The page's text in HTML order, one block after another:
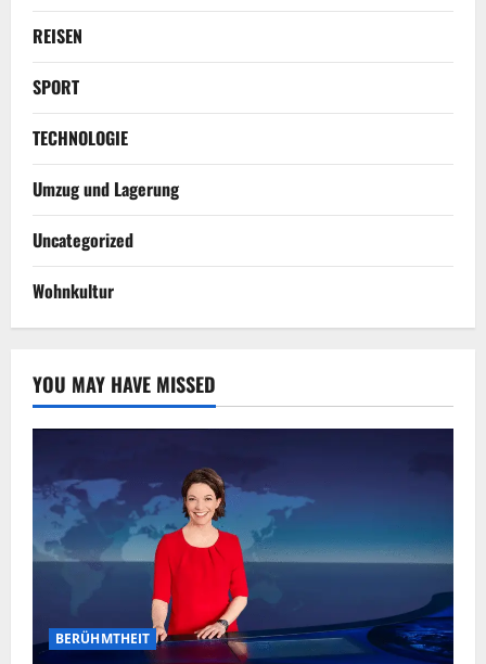
REISEN
SPORT
TECHNOLOGIE
Umzug und Lagerung
Uncategorized
Wohnkultur
YOU MAY HAVE MISSED
BERÜHMTHEIT